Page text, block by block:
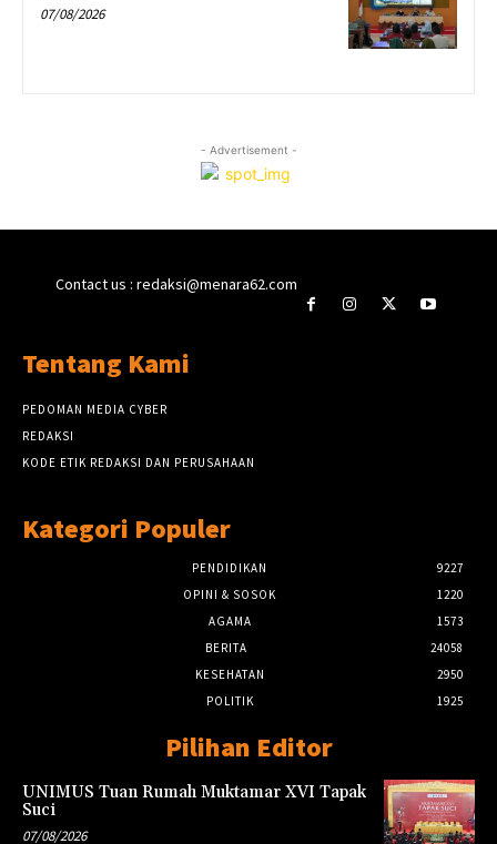
07/08/2026
- Advertisement -
Contact us : redaksi@menara62.com
Tentang Kami
PEDOMAN MEDIA CYBER
REDAKSI
KODE ETIK REDAKSI DAN PERUSAHAAN
Kategori Populer
PENDIDIKAN
9227
OPINI & SOSOK
1220
AGAMA
1573
BERITA
24058
KESEHATAN
2950
POLITIK
1925
Pilihan Editor
UNIMUS Tuan Rumah Muktamar XVI Tapak
Suci
07/08/2026